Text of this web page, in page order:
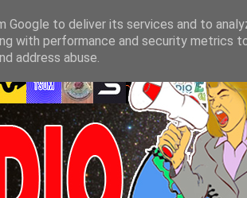
Google to deliver its services and to
with performance and security metrics
address abuse.